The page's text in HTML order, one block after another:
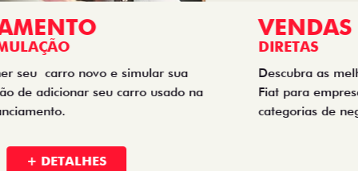
VENDAS
DIRETAS
Descubra as melhores soluções e descontos em um novo
Fiat para empresas, produtores rurais, taxistas e outras
categorias de negócios.